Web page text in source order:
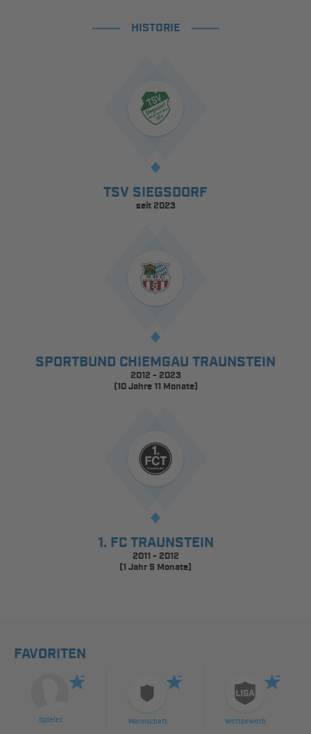
HISTORIE
TSV SIEGSDORF
seit 2023
SPORTBUND CHIEMGAU TRAUNSTEIN
2012 - 2023
(10 Jahre 11 Monate)
1. FC TRAUNSTEIN
2011 - 2012
(1 Jahr 5 Monate)
FAVORITEN
Spieler Mannschaft Wettbewerb